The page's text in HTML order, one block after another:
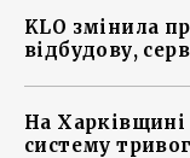
KLO змінила
відбудову,
На Харківщині
систему